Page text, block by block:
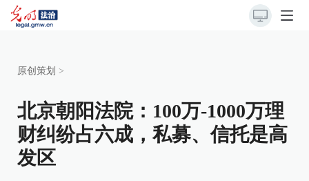
原创策划 >
北京朝阳法院：100万-1000万理
财纠纷占六成，私募、信托是高
发区